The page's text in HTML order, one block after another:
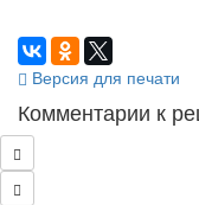
Версия для печати
Комментарии к